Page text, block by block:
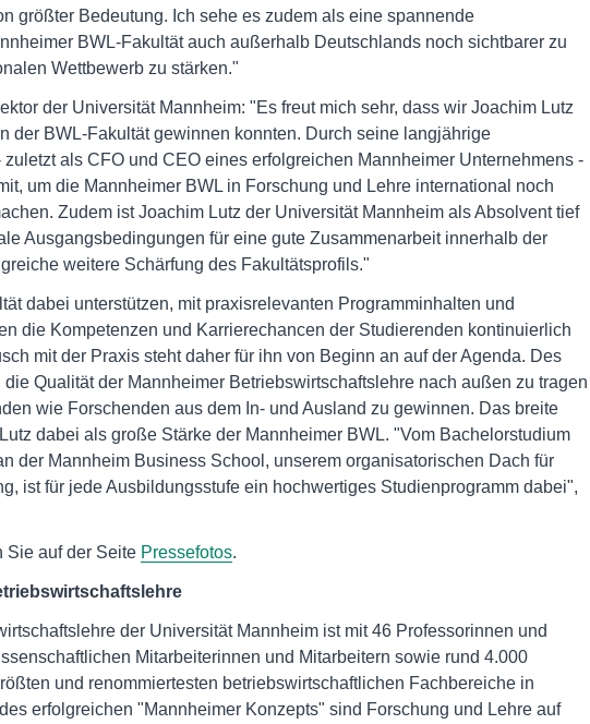
größter Bedeutung. Ich sehe es zudem als eine spannende
BWL-Fakultät auch außerhalb Deutschlands noch sichtbarer zu
Wettbewerb zu stärken."
der Universität Mannheim: "Es freut mich sehr, dass wir Joachim Lutz
der BWL-Fakultät gewinnen konnten. Durch seine langjährige
zuletzt als CFO und CEO eines erfolgreichen Mannheimer Unternehmens -
um die Mannheimer BWL in Forschung und Lehre international noch
Zudem ist Joachim Lutz der Universität Mannheim als Absolvent tief
Ausgangsbedingungen für eine gute Zusammenarbeit innerhalb der
weitere Schärfung des Fakultätsprofils."
dabei unterstützen, mit praxisrelevanten Programminhalten und
die Kompetenzen und Karrierechancen der Studierenden kontinuierlich
mit der Praxis steht daher für ihn von Beginn an auf der Agenda. Des
Qualität der Mannheimer Betriebswirtschaftslehre nach außen zu tragen
wie Forschenden aus dem In- und Ausland zu gewinnen. Das breite
dabei als große Stärke der Mannheimer BWL. "Vom Bachelorstudium
der Mannheim Business School, unserem organisatorischen Dach für
ist für jede Ausbildungsstufe ein hochwertiges Studienprogramm dabei",
Sie auf der Seite Pressefotos.
der Universität Mannheim ist mit 46 Professorinnen und
Mitarbeiterinnen und Mitarbeitern sowie rund 4.000
und renommiertesten betriebswirtschaftlichen Fachbereiche in
erfolgreichen "Mannheimer Konzepts" sind Forschung und Lehre auf